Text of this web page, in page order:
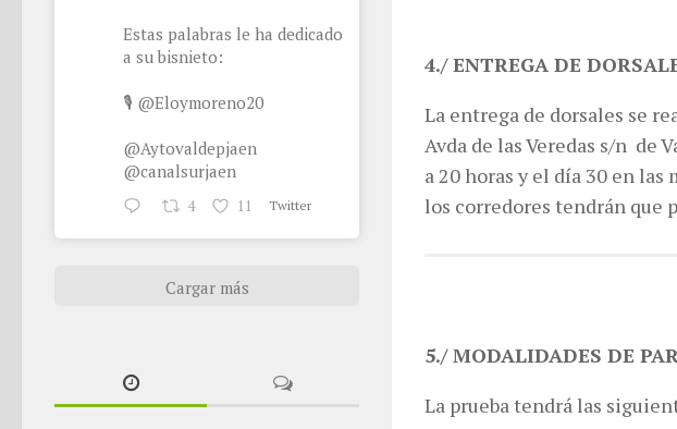
4./ ENTREGA DE
La entrega de dorsales se
Avda de las Veredas s/n de
a 20 horas y el día 30 en
los corredores tendrán que
5./ MODALIDADES DE
La prueba tendrá las
Estas palabras le ha dedicado
a su bisnieto:
🎙 @Eloymoreno20
@Aytovaldepjaen
@canalsurjaen
4 11 Twitter
Cargar más